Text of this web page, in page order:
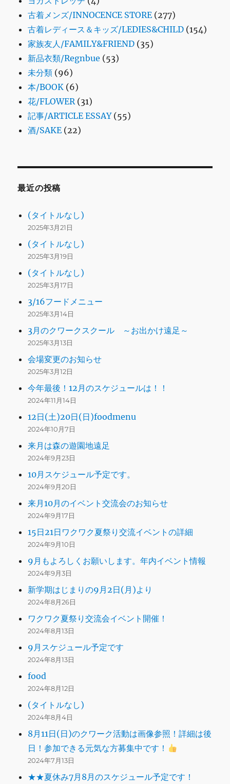
古着メンズ/INNOCENCE STORE (277)
古着レディース＆キッズ/LEDIES&CHILD (154)
家族友人/FAMILY&FRIEND (35)
新品衣類/Regnbue (53)
未分類 (96)
本/BOOK (6)
花/FLOWER(31)
記事/ARTICLE ESSAY(55)
酒/SAKE (22)
最近の投稿
(タイトルなし)
2025年3月21日
(タイトルなし)
2025年3月19日
(タイトルなし)
2025年3月17日
3/16フードメニュー
2025年3月14日
3月のクワークスクール ～お出かけ遠足～
2025年3月13日
会場変更のお知らせ
2025年3月12日
今年最後！12月のスケジュールは！！
2024年11月14日
12日(土)20日(日)foodmenu
2024年10月7日
来月は森の遊園地遠足
2024年9月23日
10月スケジュール予定です。
2024年9月20日
来月10月のイベント交流会のお知らせ
2024年9月17日
15日21日ワクワク夏祭り交流イベントの詳細
2024年9月10日
9月もよろしくお願いします。年内イベント情報
2024年9月3日
新学期はじまりの9月2日(月)より
2024年8月26日
ワクワク夏祭り交流会イベント開催！
2024年8月13日
9月スケジュール予定です
2024年8月13日
food
2024年8月12日
(タイトルなし)
2024年8月4日
8月11日(日)のクワーク活動は画像参照！詳細は後
日！参加できる元気な方募集中です！
2024年7月13日
★★夏休み7月8月のスケジュール予定です！